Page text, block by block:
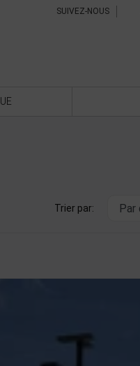
SUIVEZ-NOUS
Trier par: